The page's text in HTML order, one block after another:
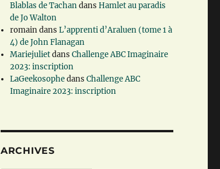
Blablas de TachandansHamlet au paradis
de Jo Walton
romaindansL’apprenti d’Araluen (tome 1 à
4) de John Flanagan
MariejulietdansChallenge ABC Imaginaire
2023: inscription
LaGeekosophedansChallenge ABC
Imaginaire 2023: inscription
ARCHIVES